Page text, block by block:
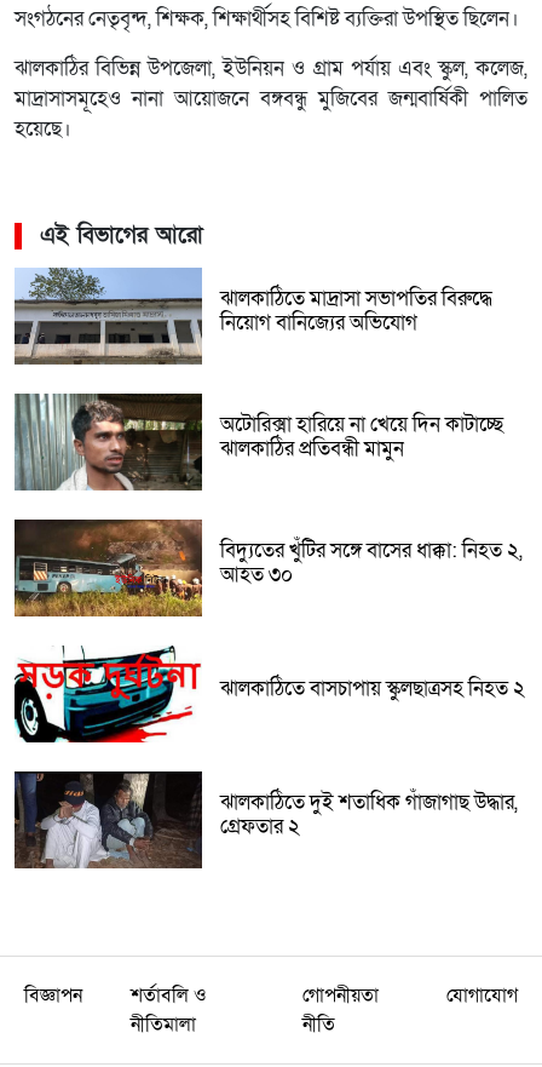
সংগঠনের নেতৃবৃন্দ, শিক্ষক, শিক্ষার্থীসহ বিশিষ্ট ব্যক্তিরা উপস্থিত ছিলেন।
ঝালকাঠির বিভিন্ন উপজেলা, ইউনিয়ন ও গ্রাম পর্যায় এবং স্কুল, কলেজ,
মাদ্রাসাসমূহেও নানা আয়োজনে বঙ্গবন্ধু মুজিবের জন্মবার্ষিকী পালিত
হয়েছে।
এই বিভাগের আরো
ঝালকাঠিতে মাদ্রাসা সভাপতির বিরুদ্ধে
নিয়োগ বানিজ্যের অভিযোগ
অটোরিক্সা হারিয়ে না খেয়ে দিন কাটাচ্ছে
ঝালকাঠির প্রতিবন্ধী মামুন
বিদ্যুতের খুঁটির সঙ্গে বাসের ধাক্কা: নিহত ২,
আহত ৩০
ঝালকাঠিতে বাসচাপায় স্কুলছাত্রসহ নিহত ২
ঝালকাঠিতে দুই শতাধিক গাঁজাগাছ উদ্ধার,
গ্রেফতার ২
বিজ্ঞাপন
শর্তাবলি ও
নীতিমালা
গোপনীয়তা
নীতি
যোগাযোগ